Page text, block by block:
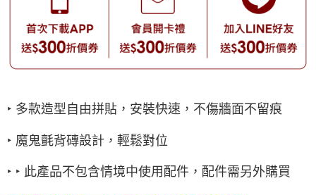
‣ 多款造型自由拼貼，安裝快速，不傷牆面不留痕
‣ 魔鬼氈背磚設計，輕鬆對位
‣ ‣ 此產品不包含情境中使用配件，配件需另外購買